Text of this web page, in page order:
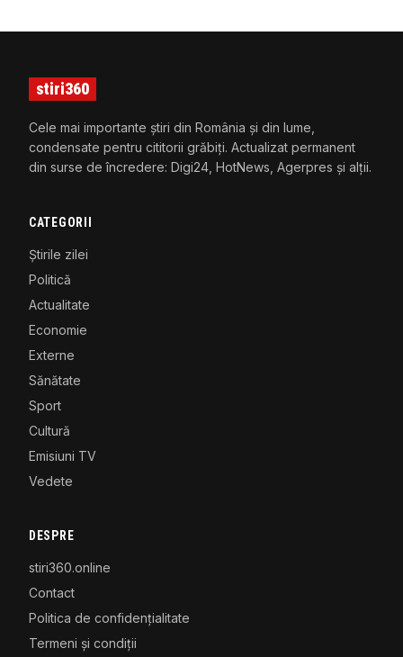
stiri360
Cele mai importante știri din România și din lume,
condensate pentru cititorii grăbiți. Actualizat permanent
din surse de încredere: Digi24, HotNews, Agerpres și alții.
CATEGORII
Știrile zilei
Politică
Actualitate
Economie
Externe
Sănătate
Sport
Cultură
Emisiuni TV
Vedete
DESPRE
stiri360.online
Contact
Politica de confidențialitate
Termeni și condiții